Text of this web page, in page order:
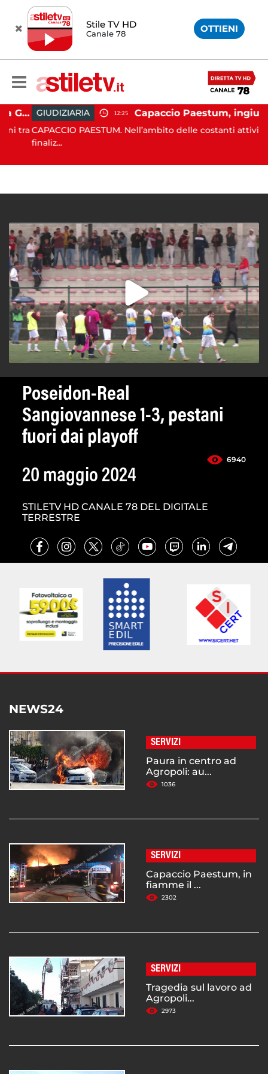
Stile TV HD
Canale 78 OTTIENI
Capaccio Paestum, istituita la Guardia Medica Turistica presso il Psaut di Piazza Santini
tra
GIUDIZIARIA 12:25 Capaccio Paestum, ingiurie alla Polizia Municipale sui social: indagato un cittadino
CAPACCIO PAESTUM. Nell’ambito delle costanti attività
finaliz...
Poseidon-Real
Sangiovannese 1-3, pestani
fuori dai playoff
6940
20 maggio 2024
STILETV HD CANALE 78 DEL DIGITALE
TERRESTRE
NEWS24
SERVIZI
Paura in centro ad
Agropoli: au...
1036
SERVIZI
Capaccio Paestum, in
fiamme il ...
2302
SERVIZI
Tragedia sul lavoro ad
Agropoli...
2973